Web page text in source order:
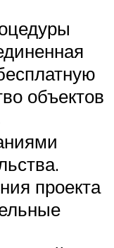
объектов
проекта